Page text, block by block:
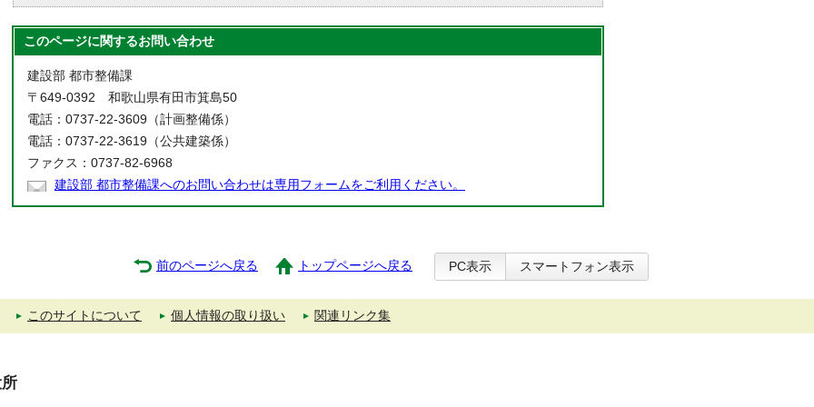
このページに関するお問い合わせ
建設部 都市整備課
〒649-0392 和歌山県有田市箕島50
電話：0737-22-3609（計画整備係）
電話：0737-22-3619（公共建築係）
ファクス：0737-82-6968
建設部 都市整備課へのお問い合わせは専用フォームをご利用ください。
前のページへ戻る トップページへ戻る PC表示 スマートフォン表示
このサイトについて 個人情報の取り扱い 関連リンク集